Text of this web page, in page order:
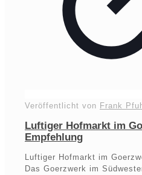
Veröffentlicht von Frank
Luftiger Hofmarkt im
Empfehlung
Luftiger Hofmarkt im
Das Goerzwerk im